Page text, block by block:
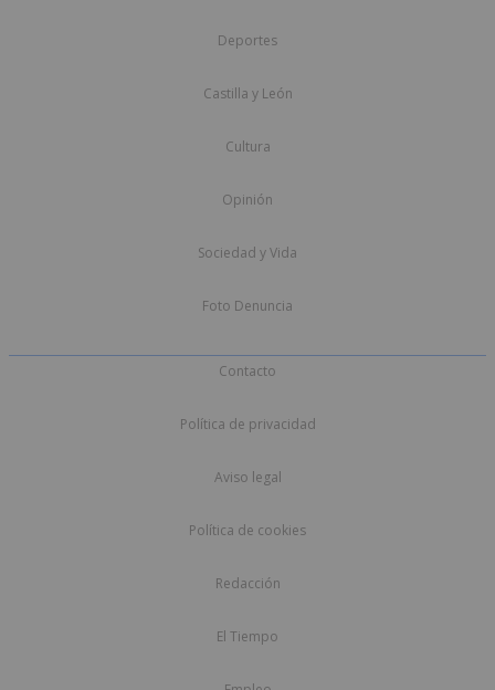
Deportes
Castilla y León
Cultura
Opinión
Sociedad y Vida
Foto Denuncia
Contacto
Política de privacidad
Aviso legal
Política de cookies
Redacción
El Tiempo